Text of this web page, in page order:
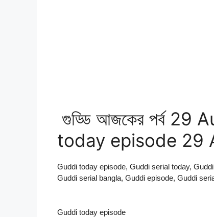
গুড্ডি আজকের পর্ব 29
today episode 29
Guddi today episode, Guddi serial today,
Guddi serial bangla, Guddi episode, Guddi
Guddi today episode